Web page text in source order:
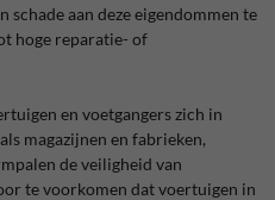
schade aan deze eigendommen te
hoge reparatie- of
en voetgangers zich in
magazijnen en fabrieken,
de veiligheid van
te voorkomen dat voertuigen in